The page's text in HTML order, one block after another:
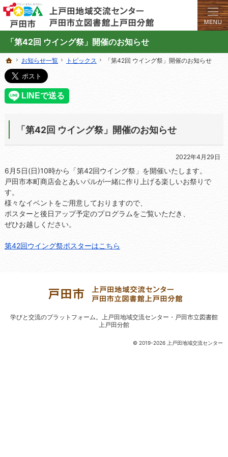
「第42回 ウイング祭」開催のお知らせ
学びと交流のプラットフォーム。地域の講座や施設をご案内しています。
上戸田地域交流センターや戸田市立図書館上戸田分館の総合案内サイト
ホーム
お知らせ一覧 トピックス 「第42回 ウイング祭」開催のお知らせ
「第42回 ウイング祭」開催のお知らせ
2022年4月29日
6月5日(日)10時から「第42回ウイング祭」を開催いたします。
戸田市本町商店会とあいパルが一緒に作り上げる楽しいお祭りで
す。
様々なイベントをご用意しておりますので、
ポスターと後日アップ予定のプログラムをご覧いただき、
ぜひお越しください。
第42回ウイング祭ポスターはこちら
ホーム
お知らせ一覧 トピックス 「第42回 ウイング祭」開催のお知らせ
© 2019-2026 上戸田地域交流センター
学びと交流のプラットフォーム。
上戸田地域交流センター・戸田市立図書館
上戸田分館